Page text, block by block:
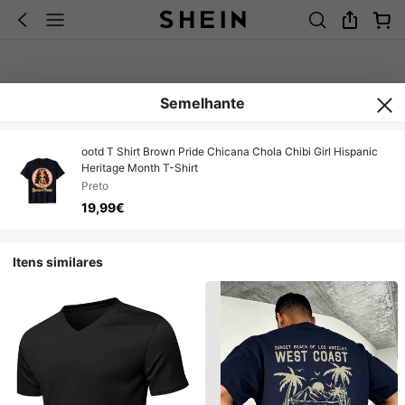
Semelhante
ootd T Shirt Brown Pride Chicana Chola Chibi Girl Hispanic
Heritage Month T-Shirt
Preto
19,99€
Itens similares